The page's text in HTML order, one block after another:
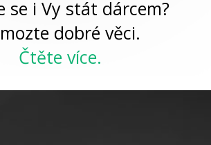
se i Vy stát dárcem?
dobré věci.
Čtěte více.